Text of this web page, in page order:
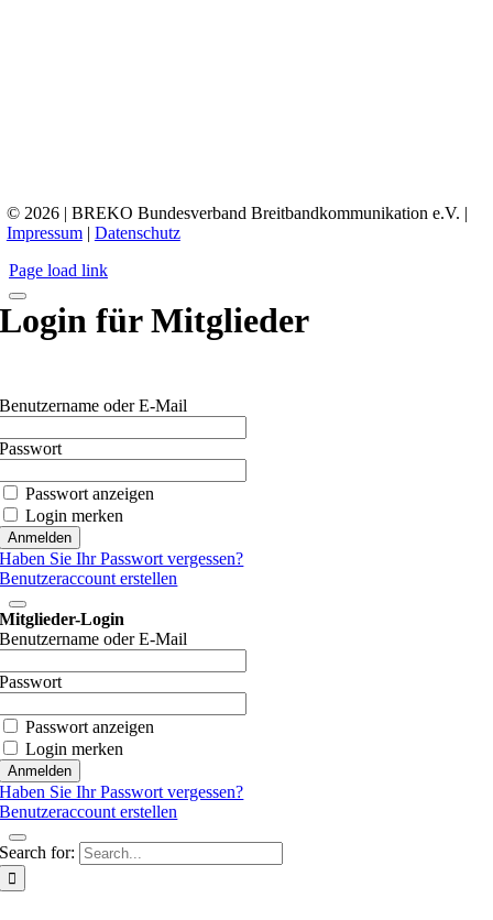
© 2026 | BREKO Bundesverband Breitbandkommunikation e.V. |
Impressum| Datenschutz
Page load link
Login für Mitglieder
Benutzername oder E-Mail
Passwort
Passwort anzeigen
Login merken
Haben Sie Ihr Passwort vergessen?
Benutzeraccount erstellen
Mitglieder-Login
Benutzername oder E-Mail
Passwort
Passwort anzeigen
Login merken
Haben Sie Ihr Passwort vergessen?
Benutzeraccount erstellen
Search for: